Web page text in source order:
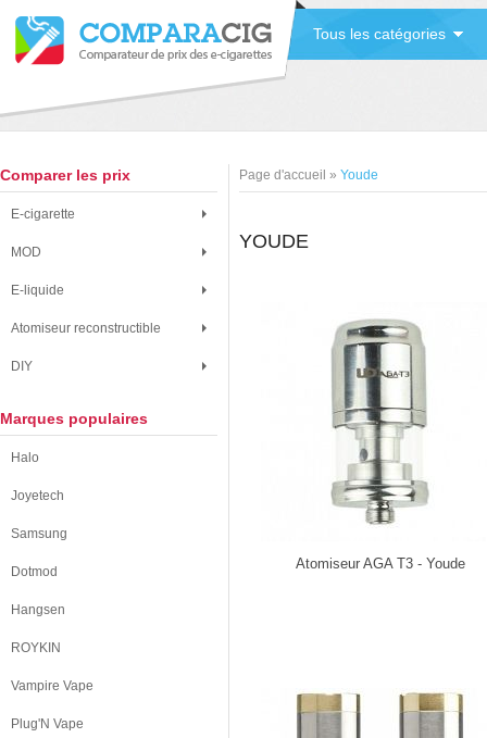
Tous les catégories
Comparer les prix
E-cigarette
MOD
E-liquide
Atomiseur reconstructible
DIY
Marques populaires
Halo
Joyetech
Samsung
Dotmod
Hangsen
ROYKIN
Vampire Vape
Plug'N Vape
Page d'accueil » Youde
YOUDE
Atomiseur AGA T3 - Youde